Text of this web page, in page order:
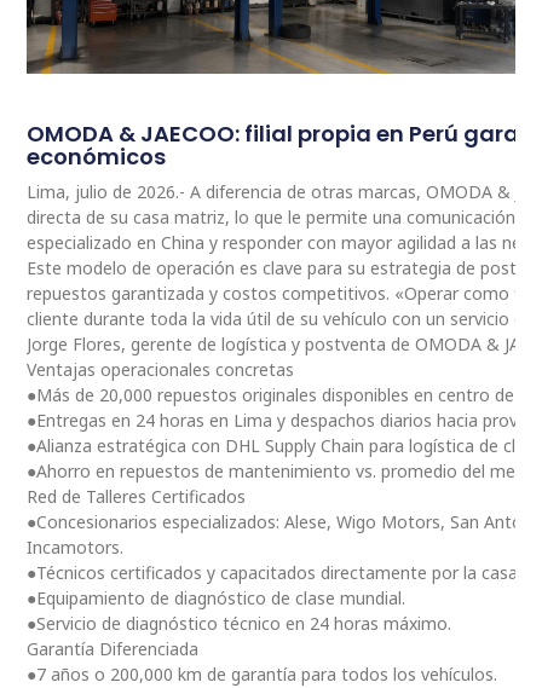
OMODA & JAECOO: filial propia en Perú
económicos
Lima, julio de 2026.- A diferencia de otras marcas, OMODA &
directa de su casa matriz, lo que le permite una comunicación
especializado en China y responder con mayor agilidad a las
Este modelo de operación es clave para su estrategia de
repuestos garantizada y costos competitivos. «Operar como
cliente durante toda la vida útil de su vehículo con un servicio
Jorge Flores, gerente de logística y postventa de OMODA &
Ventajas operacionales concretas
●Más de 20,000 repuestos originales disponibles en centro de
●Entregas en 24 horas en Lima y despachos diarios hacia
●Alianza estratégica con DHL Supply Chain para logística de
●Ahorro en repuestos de mantenimiento vs. promedio del
Red de Talleres Certificados
●Concesionarios especializados: Alese, Wigo Motors, San
Incamotors.
●Técnicos certificados y capacitados directamente por la casa
●Equipamiento de diagnóstico de clase mundial.
●Servicio de diagnóstico técnico en 24 horas máximo.
Garantía Diferenciada
●7 años o 200,000 km de garantía para todos los vehículos.